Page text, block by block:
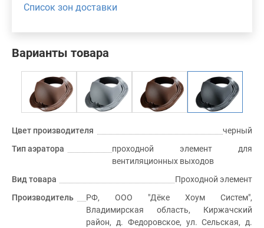
Варианты товара
Цвет производителя
черный
Тип аэратора
проходной элемент для
вентиляционных выходов
Вид товара
Проходной элемент
Производитель
РФ, ООО "Дёке Хоум Систем",
Владимирская область, Киржачский
район, д. Федоровское, ул. Сельская, д.
Список зон доставки